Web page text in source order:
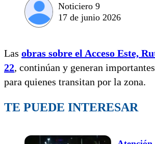
Noticiero 9
17 de junio 2026
Las obras sobre el Acceso Este,
22, continúan y generan importantes
para quienes transitan por la zona.
TE PUEDE INTERESAR